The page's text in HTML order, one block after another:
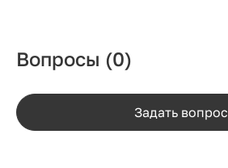
Вопросы (0)
Задать вопрос